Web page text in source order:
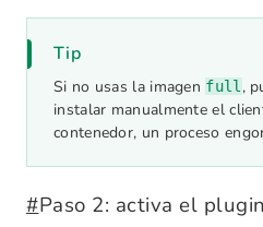
Tip
Si no usas la imagen full,
instalar manualmente el
contenedor, un proceso
#Paso 2: activa el